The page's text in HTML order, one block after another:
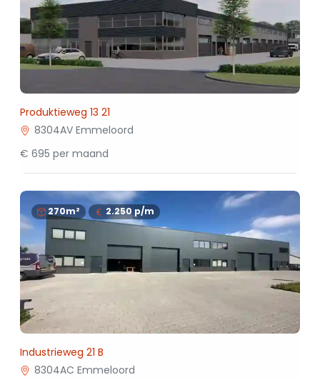
Produktieweg 13 21
8304AV Emmeloord
€ 695 per maand
270m² 2.250 p/m
Industrieweg 21 B
8304AC Emmeloord